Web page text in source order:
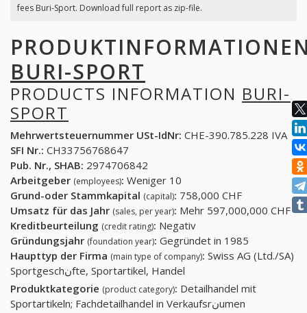
fees Buri-Sport. Download full report as zip-file.
BURI-SPORT
PRODUCTS INFORMATION BURI-
SPORT
Mehrwertsteuernummer USt-IdNr: CHE-390.785.228 IVA
SFI Nr.: CH33756768647
Pub. Nr., SHAB: 2974706842
Arbeitgeber (employees): Weniger 10
Grund-oder Stammkapital (capital): 758,000 CHF
Umsatz für das Jahr (sales, per year): Mehr 597,000,000 CHF
Kreditbeurteilung (credit rating): Negativ
Gründungsjahr (foundation year): Gegründet in 1985
Haupttyp der Firma (main type of company): Swiss AG (Ltd./SA)
Sportgeschنfte, Sportartikel, Handel
Produktkategorie (product category): Detailhandel mit
Sportartikeln; Fachdetailhandel in Verkaufsrنumen